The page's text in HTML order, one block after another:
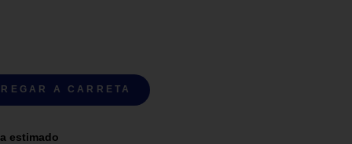
A CARRETA
estimado